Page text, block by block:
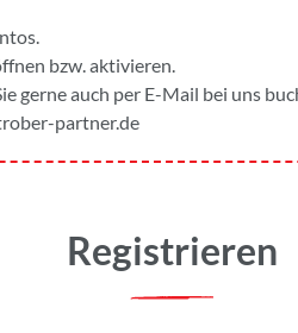
bzw. aktivieren.
gerne auch per E-Mail bei uns
partner.de
Registrieren